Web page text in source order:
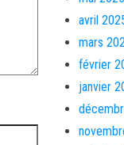
avril
mars
février
janvier